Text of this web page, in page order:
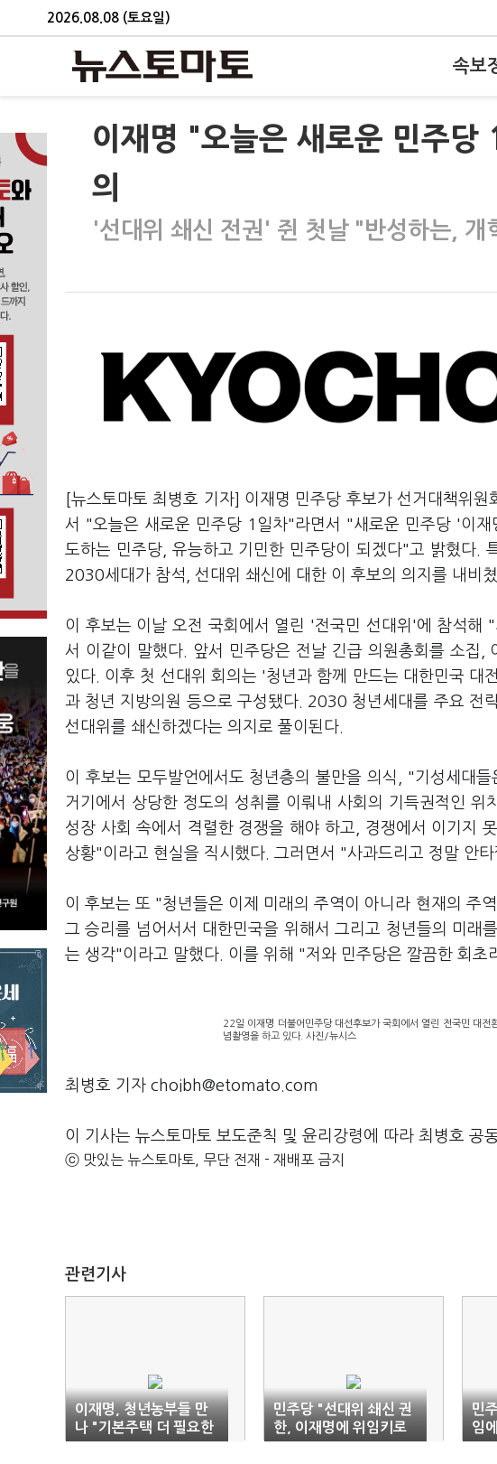
2026.08.08 (토요일)
속보
이재명 "오늘은 새로운 민주
의
'선대위 쇄신 전권' 쥔 첫날 "반성하는, 개
[뉴스토마토 최병호 기자] 이재명 민주당 후보가 선거대책위
서 "오늘은 새로운 민주당 1일차"라면서 "새로운 민주당 '이
도하는 민주당, 유능하고 기민한 민주당이 되겠다"고 밝혔다.
2030세대가 참석, 선대위 쇄신에 대한 이 후보의 의지를 내비
이 후보는 이날 오전 국회에서 열린 '전국민 선대위'에 참석해
서 이같이 말했다. 앞서 민주당은 전날 긴급 의원총회를 소집,
있다. 이후 첫 선대위 회의는 '청년과 함께 만드는 대한민국 대
과 청년 지방의원 등으로 구성됐다. 2030 청년세대를 주요 전
선대위를 쇄신하겠다는 의지로 풀이된다.
이 후보는 모두발언에서도 청년층의 불만을 의식, "기성세대
거기에서 상당한 정도의 성취를 이뤄내 사회의 기득권적인
성장 사회 속에서 격렬한 경쟁을 해야 하고, 경쟁에서 이기지
상황"이라고 현실을 직시했다. 그러면서 "사과드리고 정말 안
이 후보는 또 "청년들은 이제 미래의 주역이 아니라 현재의 주
그 승리를 넘어서서 대한민국을 위해서 그리고 청년들의 미래
는 생각"이라고 말했다. 이를 위해 "저와 민주당은 깔끔한 회초
22일 이재명 더불어민주당 대선후보가 국회에서 열린 전국민 대전
념촬영을 하고 있다. 사진/뉴시스
최병호 기자 choibh@etomato.com
이 기사는 뉴스토마토 보도준칙 및 윤리강령에 따라 최병호 공
ⓒ 맛있는 뉴스토마토, 무단 전재 - 재배포 금지
관련기사
이재명, 청년농부들 만
나 "기본주택 더 필요한
곳은 지방"
민주당 "선대위 쇄신 권
한, 이재명에 위임키로
결의"
민
임
신